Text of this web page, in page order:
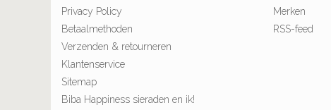
Privacy Policy
Betaalmethoden
Verzenden & retourneren
Klantenservice
Sitemap
Biba Happiness sieraden en ik!
Merken
RSS-feed